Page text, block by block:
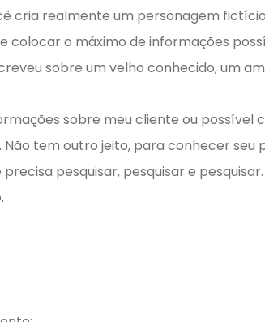
cria realmente um personagem
colocar o máximo de informações
sobre um velho conhecido, um
sobre meu cliente ou possível
tem outro jeito, para conhecer seu
pesquisar, pesquisar e pesquisar.